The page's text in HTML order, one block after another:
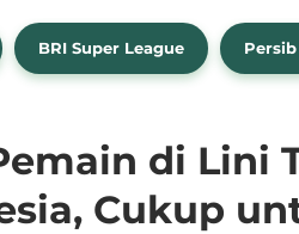
BRI Super League
di Lini
Cukup